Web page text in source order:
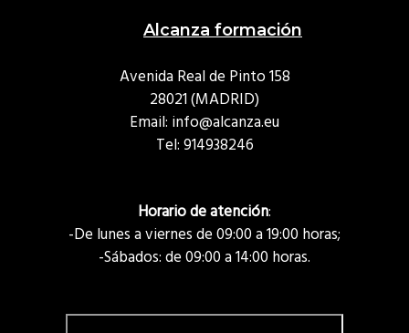
Alcanza formación
Avenida Real de Pinto 158
28021 (MADRID)
Email: info@alcanza.eu
Tel:914938246
Horario de atención:
-De lunes a viernes de 09:00 a 19:00 horas;
-Sábados: de 09:00 a 14:00 horas.